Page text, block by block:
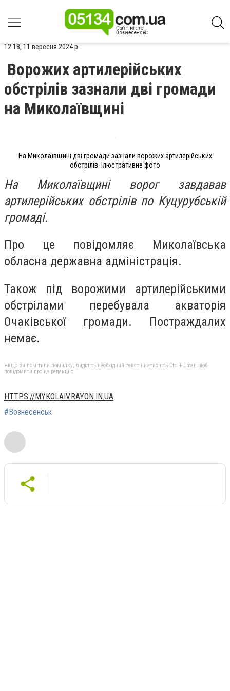
12:18, 11 вересня 2024 р.
Ворожих артилерійських
обстрілів зазнали дві громади
на Миколаївщині
На Миколаївщині дві громади зазнали ворожих артилерійських
обстрілів. Ілюстративне фото
На Миколаївщині ворог завдавав
артилерійських обстрілів по Куцурубській
громаді.
Про це повідомляє Миколаївська
обласна державна адміністрація.
Також під ворожими артилерійськими
обстрілами перебувала акваторія
Очаківської громади. Постраждалих
немає.
Якщо ви помітили помилку, виділіть необхідний текст і натисніть Ctrl + Enter, щоб
повідомити про це редакцію
HTTPS://MYKOLAIV.RAYON.IN.UA
#Вознесенськ